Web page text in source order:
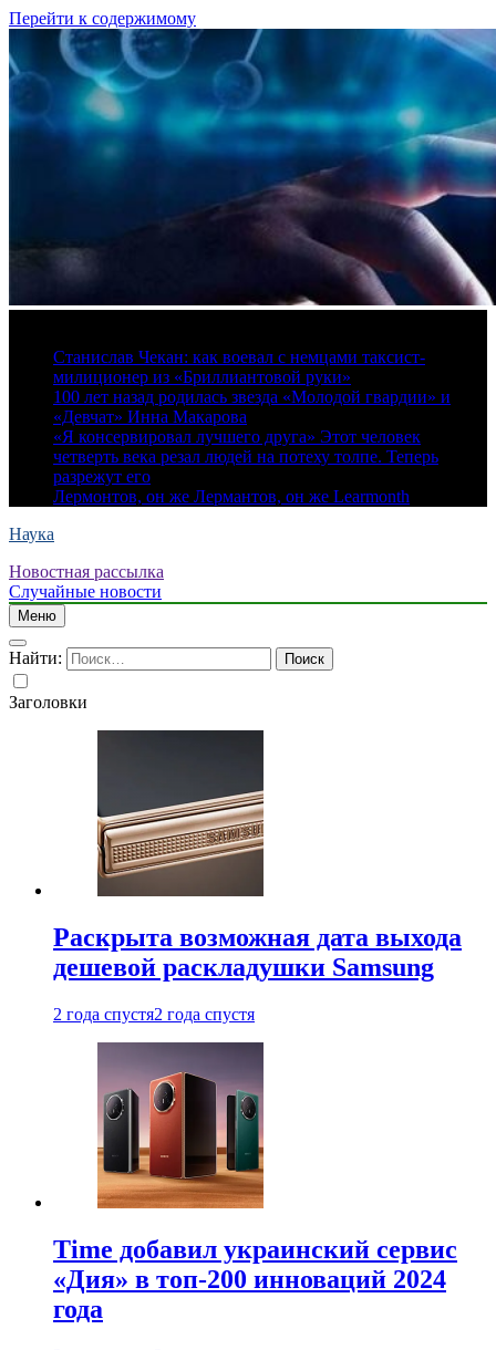
Перейти к содержимому
Станислав Чекан: как воевал с немцами таксист-
милиционер из «Бриллиантовой руки»
100 лет назад родилась звезда «Молодой гвардии» и
«Девчат» Инна Макарова
«Я консервировал лучшего друга» Этот человек
четверть века резал людей на потеху толпе. Теперь
разрежут его
Лермонтов, он же Лермантов, он же Learmonth
Наука
Новостная рассылка
Случайные новости
Меню
Найти:
Заголовки
Раскрыта возможная дата выхода
дешевой раскладушки Samsung
2 года спустя2 года спустя
Time добавил украинский сервис
«Дия» в топ-200 инноваций 2024
года